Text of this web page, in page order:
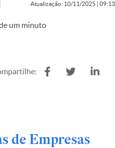
Atualização: 10/11/2025 | 09:13
um minuto
de Empresas